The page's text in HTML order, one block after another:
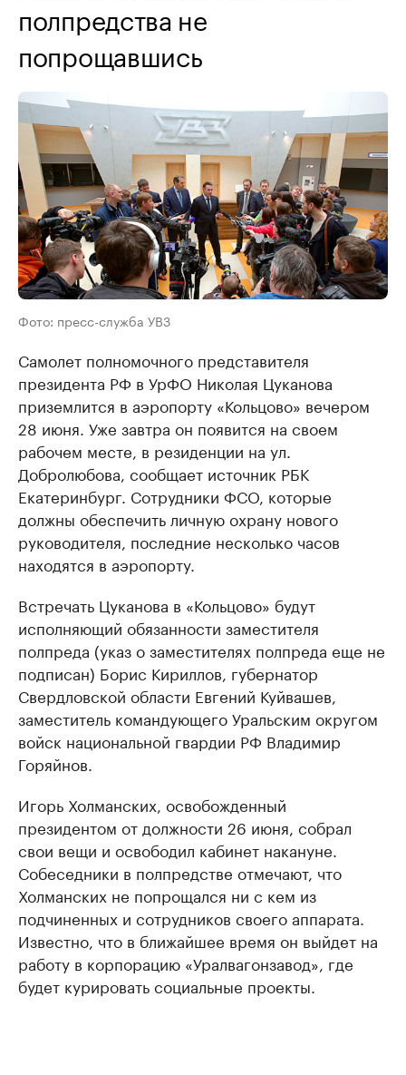
полпредства не
попрощавшись
Фото: пресс-служба УВЗ
Самолет полномочного представителя
президента РФ в УрФО Николая Цуканова
приземлится в аэропорту «Кольцово» вечером
28 июня. Уже завтра он появится на своем
рабочем месте, в резиденции на ул.
Добролюбова, сообщает источник РБК
Екатеринбург. Сотрудники ФСО, которые
должны обеспечить личную охрану нового
руководителя, последние несколько часов
находятся в аэропорту.
Встречать Цуканова в «Кольцово» будут
исполняющий обязанности заместителя
полпреда (указ о заместителях полпреда еще не
подписан) Борис Кириллов, губернатор
Свердловской области Евгений Куйвашев,
заместитель командующего Уральским округом
войск национальной гвардии РФ Владимир
Горяйнов.
Игорь Холманских, освобожденный
президентом от должности 26 июня, собрал
свои вещи и освободил кабинет накануне.
Собеседники в полпредстве отмечают, что
Холманских не попрощался ни с кем из
подчиненных и сотрудников своего аппарата.
Известно, что в ближайшее время он выйдет на
работу в корпорацию «Уралвагонзавод», где
будет курировать социальные проекты.